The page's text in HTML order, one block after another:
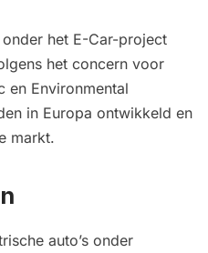
het E-Car-project
het concern voor
en Environmental
in Europa ontwikkeld en
markt.
auto’s onder